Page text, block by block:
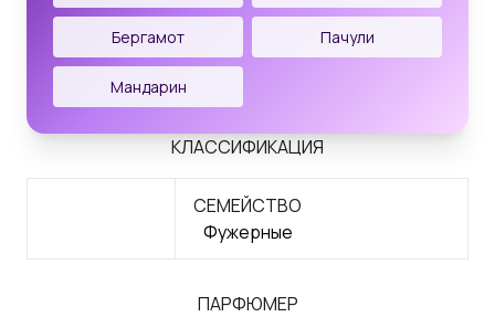
Бергамот Пачули
Мандарин
КЛАССИФИКАЦИЯ
СЕМЕЙСТВО
Фужерные
ПАРФЮМЕР